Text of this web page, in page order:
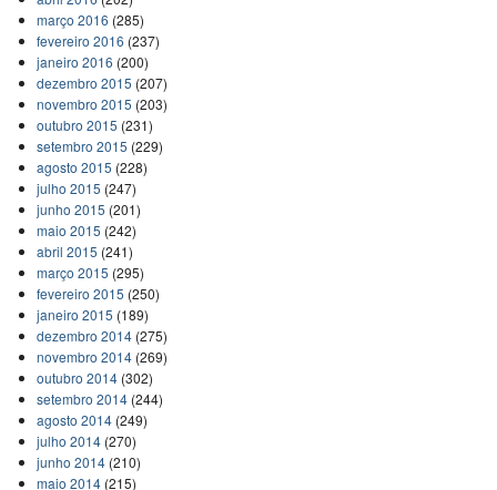
março 2016 (285)
fevereiro 2016 (237)
janeiro 2016 (200)
dezembro 2015 (207)
novembro 2015 (203)
outubro 2015 (231)
setembro 2015 (229)
agosto 2015 (228)
julho 2015 (247)
junho 2015 (201)
maio 2015 (242)
abril 2015 (241)
março 2015 (295)
fevereiro 2015 (250)
janeiro 2015 (189)
dezembro 2014(275)
novembro 2014(269)
outubro 2014(302)
setembro 2014(244)
agosto 2014(249)
julho 2014(270)
junho 2014(210)
maio 2014(215)